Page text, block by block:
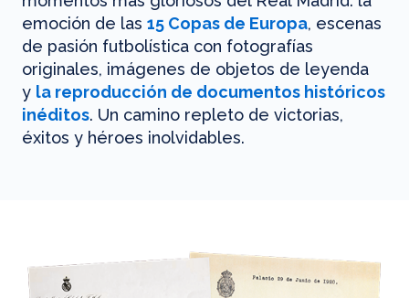
emoción de las 15 Copas de Europa, escenas
de pasión futbolística con fotografías
originales, imágenes de objetos de leyenda
y la reproducción de documentos históricos
inéditos. Un camino repleto de victorias,
éxitos y héroes inolvidables.